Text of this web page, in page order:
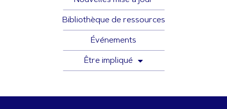
Bibliothèque de ressources
Événements
Être impliqué